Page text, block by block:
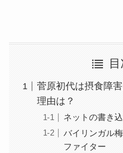
菅原初代は摂食障
理由は？
ネットの書き
バイリンガル
ファイター